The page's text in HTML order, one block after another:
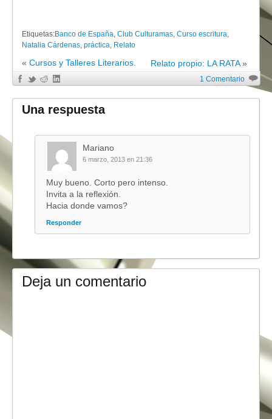
Etiquetas:Banco de España, Club Culturamas, Curso escritura,
Natalia Cárdenas, práctica, Relato
« Cursos y Talleres Literarios. Relato propio: LA RATA»
1 Comentario
Una respuesta
Mariano
6 marzo, 2013 en 21:36
Muy bueno. Corto pero intenso.
Invita a la reflexión.
Hacia donde vamos?
Responder
Deja un comentario